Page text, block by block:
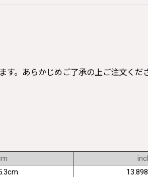
す。あらかじめご了承の上ご注文くだ